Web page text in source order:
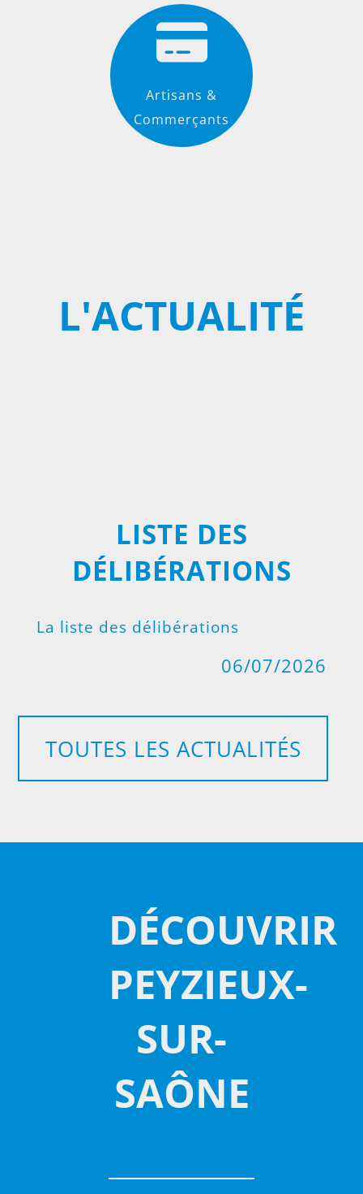
Artisans &
Commerçants
L'ACTUALITÉ
LISTE DES
DÉLIBÉRATIONS
La liste des délibérations
06/07/2026
TOUTES LES ACTUALITÉS
DÉCOUVRIR
PEYZIEUX-
SUR-
SAÔNE